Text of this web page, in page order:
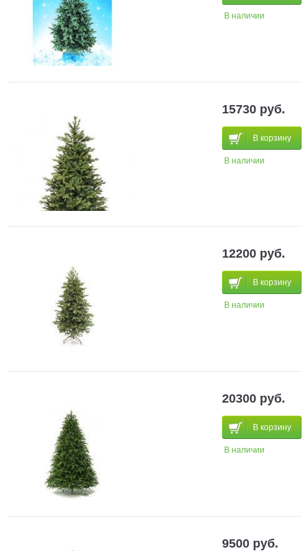
В наличии
15730 руб.
В корзину
В наличии
12200 руб.
В корзину
В наличии
20300 руб.
В корзину
В наличии
9500 руб.